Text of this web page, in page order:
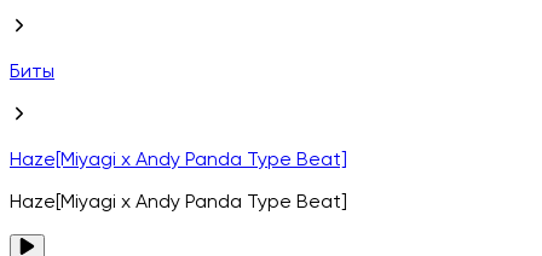
Биты
Haze[Miyagi x Andy Panda Type Beat]
Haze[Miyagi x Andy Panda Type Beat]